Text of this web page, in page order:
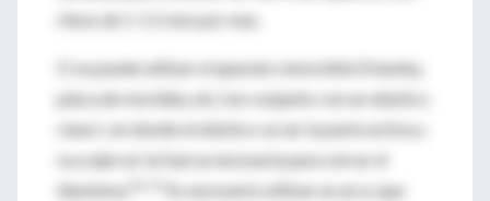
ritmo de 1-1.5 mm por mes.
O se puede utilizar el aparato removible (Hawley,
placa de mordida, etc.) en conjunto con un elástico
clase I, en donde el elástico va ser la parte activa y
va a ejercer la fuerza necesaria para cerrar el
diastema.
Es necesario utilizar un arco que